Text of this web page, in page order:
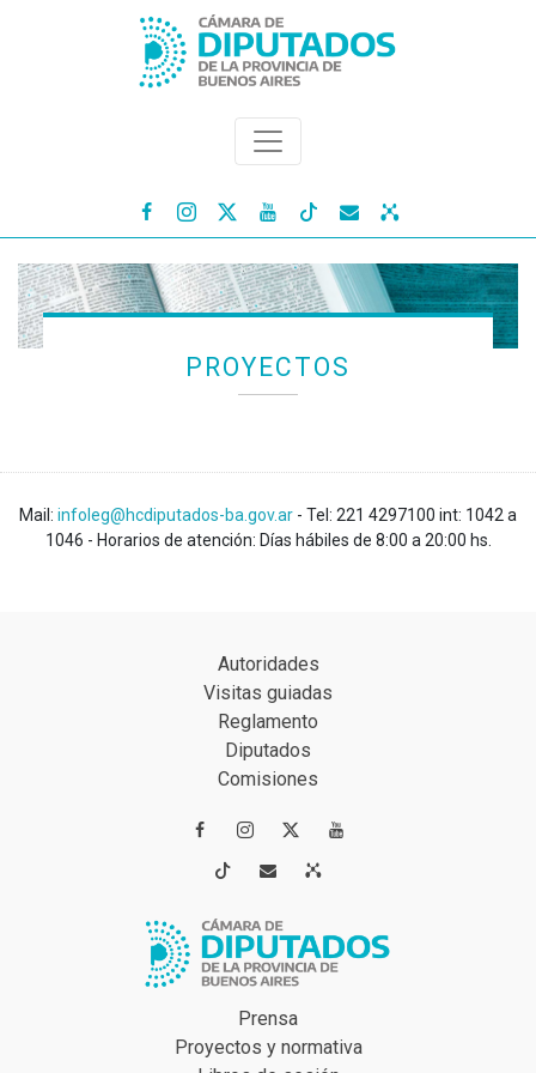
   
PROYECTOS
Mail: infoleg@hcdiputados-ba.gov.ar - Tel: 221 4297100 int: 1042 a
1046 - Horarios de atención: Días hábiles de 8:00 a 20:00 hs.
Autoridades
Visitas guiadas
Reglamento
Diputados
Comisiones
 
 
Prensa
Proyectos y normativa